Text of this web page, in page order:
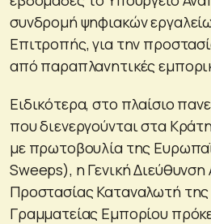
συνδρομή ψηφιακών
Επιτροπής, για την
από παραπλανητικές
Ειδικότερα, στο πλαίσιο
που διενεργούνται στα
με πρωτοβουλία της
Sweeps), η Γενική Διεύθυνση
Προστασίας Καταναλωτή της
Γραμματείας Εμπορίου